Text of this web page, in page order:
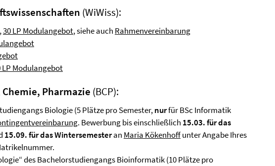
(WiWiss):
30 LP Modulangebot, siehe auch Rahmenvereinbarung
LP Modulangebot
Pharmazie (BCP):
Biologie (5 Plätze pro Semester,nurfür BSc Informatik
. Bewerbung bis einschließlich 15.03. für das
15.09. für das Wintersemesteran Maria Kökenhoffunter Angabe Ihres
des Bachelorstudiengangs Bioinformatik (10 Plätze pro